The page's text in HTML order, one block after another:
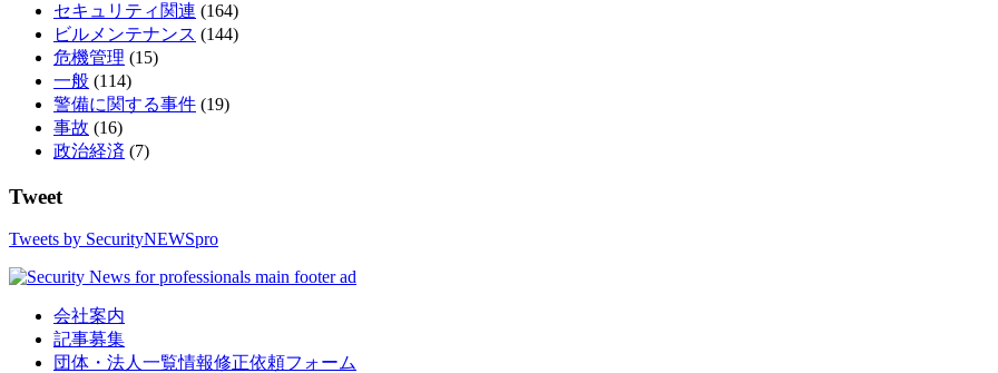
セキュリティ関連 (164)
ビルメンテナンス (144)
危機管理 (15)
一般 (114)
警備に関する事件 (19)
事故 (16)
政治経済 (7)
Tweet
Tweets by SecurityNEWSpro
会社案内
記事募集
団体・法人一覧情報修正依頼フォーム